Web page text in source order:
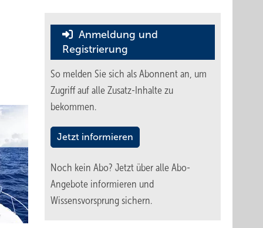
Anmeldung und
Registrierung
So melden Sie sich als Abonnent an, um
Zugriff auf alle Zusatz-Inhalte zu
bekommen.
Jetzt informieren
Noch kein Abo? Jetzt über alle Abo-
Angebote informieren und
Wissensvorsprung sichern.